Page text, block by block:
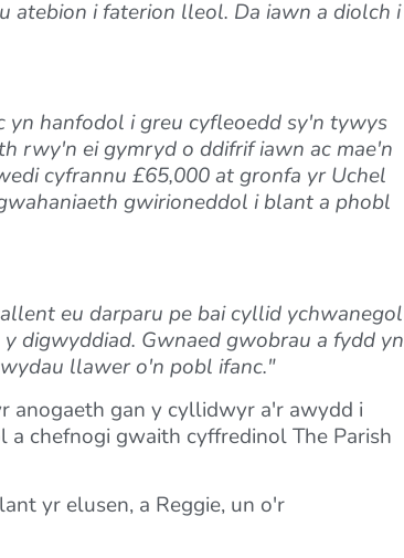
atebion i faterion lleol. Da iawn a diolch i
hanfodol i greu cyfleoedd sy'n tywys
rwy'n ei gymryd o ddifrif iawn ac mae'n
cyfrannu £65,000 at gronfa yr Uchel
gwirioneddol i blant a phobl
eu darparu pe bai cyllid ychwanegol
digwyddiad. Gwnaed gwobrau a fydd yn
llawer o'n pobl ifanc."
anogaeth gan y cyllidwyr a'r awydd i
chefnogi gwaith cyffredinol The Parish
yr elusen, a Reggie, un o'r